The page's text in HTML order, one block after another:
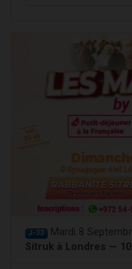
J-33 Mardi 8
Sitruk à Londres —